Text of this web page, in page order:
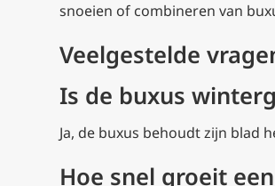
snoeien of combineren van
Veelgestelde
Is de buxus
Ja, de buxus behoudt zijn blad
Hoe snel groeit